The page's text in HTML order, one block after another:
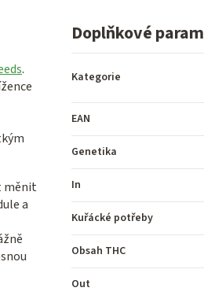
.
měnit
a
Doplňkové
Kategorie
EAN
Genetika
In
Kuřácké potřeby
Obsah THC
Out